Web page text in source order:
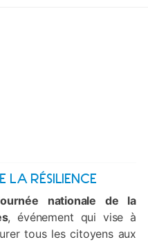
LA RÉSILIENCE
nationale de la
, événement qui vise à
tous les citoyens aux